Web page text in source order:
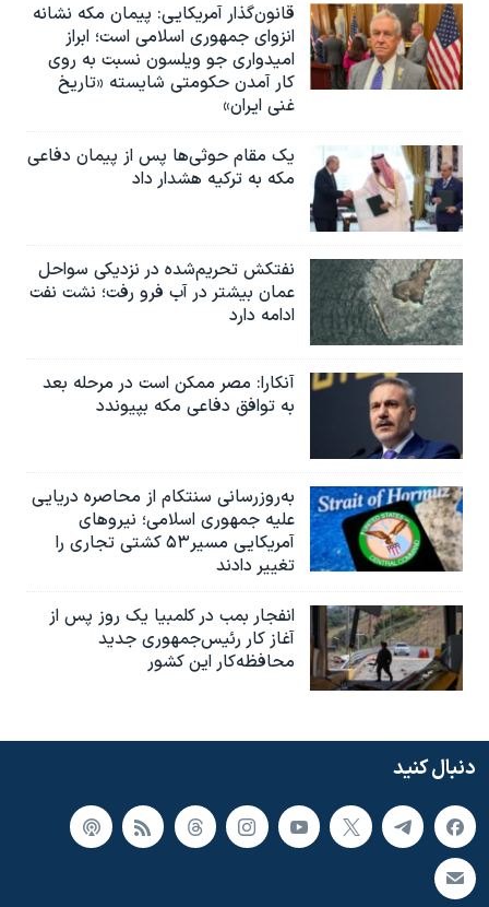
همایش محافظه‌کاران آمریکا «سی‌پک»
صفحه‌های ویژه
سفر پرزیدنت ترامپ به چین
قانون‌گذار آمریکایی: پیمان مکه نشانه
انزوای جمهوری اسلامی است؛ ابراز
امیدواری جو ویلسون نسبت به روی
کار آمدن حکومتی شایسته «تاریخ
غنی ایران»
یک مقام حوثی‌ها پس از پیمان دفاعی
مکه به ترکیه هشدار داد
نفتکش تحریم‌شده در نزدیکی سواحل
عمان بیشتر در آب فرو رفت؛ نشت نفت
ادامه دارد
آنکارا: مصر ممکن است در مرحله بعد
به توافق دفاعی مکه بپیوندد
به‌روزرسانی سنتکام از محاصره دریایی
علیه جمهوری اسلامی؛ نیروهای
آمریکایی مسیر۵۳ کشتی تجاری را
تغییر دادند
انفجار بمب‌‌ در کلمبیا یک روز پس از
آغاز کار رئیس‌جمهوری جدید
محافظه‌کار این کشور
دنبال کنید